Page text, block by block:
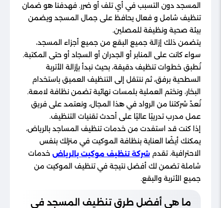
المسجد دون التسبب في أي تلف أو ضرر. فهدفنا هو ضمان
تنظيف شامل و فعال يحافظ على جمال المسجد ويضمن
بيئة صحية ونظيفة للمصلين.
يتضمن ذلك إزالة جميع البقع من جميع أجزاء المسجد،
سواء كانت على المنابر أو الجدران أو السجاد أو حتى المكتبة.
نُطبق خطوات تنظيف دقيقة، بحيث نبدأ بإزالة الأتربة
السطحية برفق، ثم ننتقل إلى التنظيف العميق باستخدام
البخار، ونختم العملية بلمسات نهائية تضمن نظافة لامعة.
نُعدّ شركتنا من الرواد في هذا المجال، ونعتمد على فريق
عمل مدرب تدريبًا عاليًا على أحدث تقنيات التنظيف.
إذا كنت قد استفدت من خدمات تنظيف المساجد بالرياض،
يمكنك أيضًا العناية بنظافة الموكيت في منزلك بنفس
الاحترافية. تقدم شركة تنظيف موكيت بالرياض خدمات
شاملة تضمن لك أفضل نتيجة في تنظيف الموكيت من
جميع الأتربة والبقع.
ما هي أفضل طرق تنظيف المسجد في